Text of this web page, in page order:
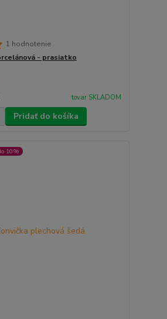
1 hodnotenie
- prasiatko
tovar SKLADOM
Pridať do košíka
10%